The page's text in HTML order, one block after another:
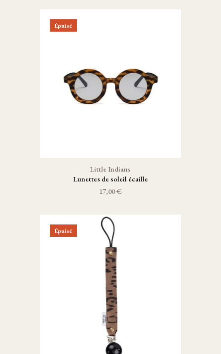
Épuisé
Little Indians
Lunettes de soleil écaille
17,00 €
Épuisé